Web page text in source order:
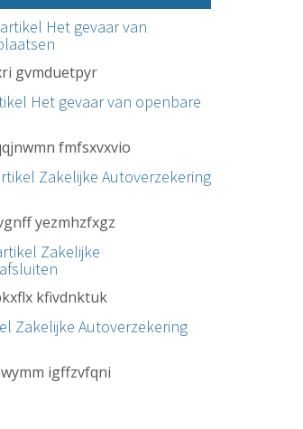
Het gevaar van
gvmduetpyr
Het gevaar van openbare
fmfsxvxvio
Zakelijke Autoverzekering
yezmhzfxgz
Zakelijke
kfivdnktuk
Zakelijke Autoverzekering
igffzvfqni